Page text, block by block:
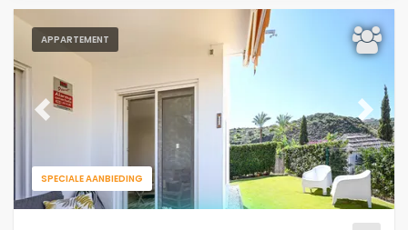
APPARTEMENT
SPECIALE AANBIEDING
Previous Next